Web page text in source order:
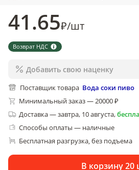
41.65₽/шт
Возврат НДС
Добавить свою наценку
Поставщик товара Вода соки пиво
Минимальный заказ — 20000 ₽
Доставка—завтра, 10 августа,
Способы оплаты — наличные
Бесплатная разгрузка, без подъема
В корзину 20